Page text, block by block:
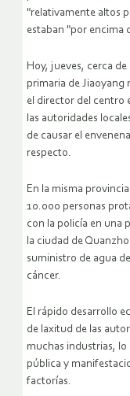
"relativamente altos
estaban "por encima
Hoy, jueves, cerca
primaria de Jiaoyang
el director del centro
las autoridades
de causar el
respecto.
En la misma
10.000 personas
con la policía en una
la ciudad de
suministro de agua
cáncer.
El rápido desarrollo
de laxitud de las
muchas industrias, lo
pública y
factorías.